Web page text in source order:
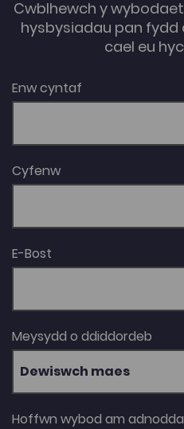
Cwblhewch y
hysbysiadau pan
cael eu
Enw cyntaf
Cyfenw
E-Bost
Meysydd o ddiddordeb
Dewiswch maes
Hoffwn wybod am